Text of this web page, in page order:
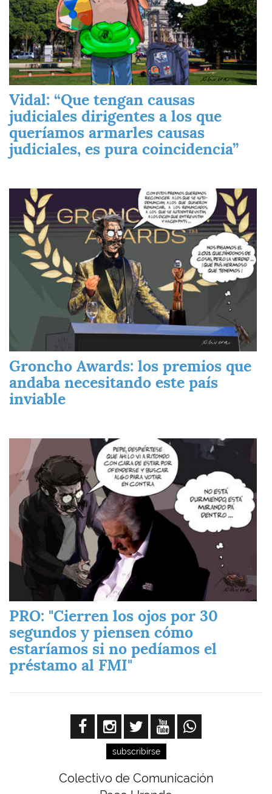
Vidal: “Que tengan causas
judiciales dirigentes a los que
queríamos armarles causas
judiciales, es pura coincidencia”
Imagen
Groncho Awards: los premios que
andaba necesitando este país
inviable
PRO: "Cierren los ojos por 30
segundos y piensen cómo
estaríamos si no pedíamos el
préstamo al FMI"
subscribirse
Colectivo de Comunicación